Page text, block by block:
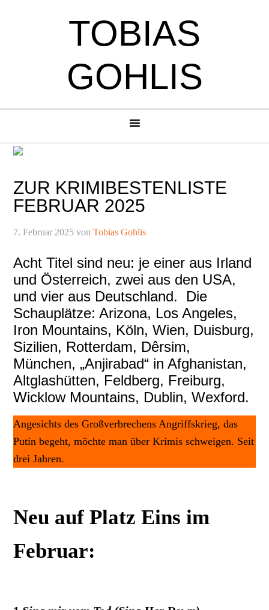
TOBIAS
GOHLIS
ZUR KRIMIBESTENLISTE
FEBRUAR 2025
7. Februar 2025 vonTobias Gohlis
Acht Titel sind neu: je einer aus Irland
und Österreich, zwei aus den USA,
und vier aus Deutschland. Die
Schauplätze: Arizona, Los Angeles,
Iron Mountains, Köln, Wien, Duisburg,
Sizilien, Rotterdam, Dêrsim,
München, „Anjirabad“ in Afghanistan,
Altglashütten, Feldberg, Freiburg,
Wicklow Mountains, Dublin, Wexford.
Angesichts des Großverbrechens Angriffskrieg, das
Putin begeht, möchte man über Krimis schweigen. Seit
drei Jahren.
Neu auf Platz Eins im
Februar: